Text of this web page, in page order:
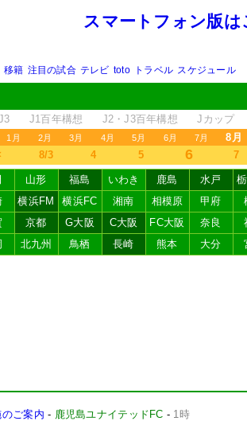
スマートフォン版は
移籍 注目の試合 テレビ toto トラベル スケジュール
J1百年構想 J2・J3百年構想 Jカップ
1月 2月 3月 4月 5月 6月 7月 8月
8/3 4 5 6 7
山形 福島 いわき 鹿島 水戸
横浜FM 横浜FC 湘南 相模原 甲府
京都 G大阪 C大阪 FC大阪 奈良
北九州 鳥栖 長崎 熊本 大分
ご案内 - 鹿児島ユナイテッドFC - 1時